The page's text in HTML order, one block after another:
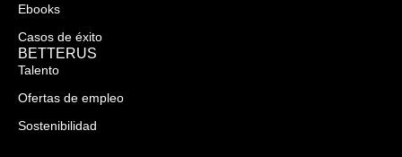
Ebooks
Casos de éxito
BETTERUS
Talento
Ofertas de empleo
Sostenibilidad